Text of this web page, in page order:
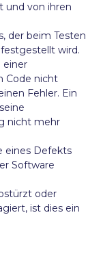
und von ihren
der beim Testen
wird.
einer
Code nicht
Fehler. Ein
nicht mehr
eines Defekts
Software
oder
ist dies ein